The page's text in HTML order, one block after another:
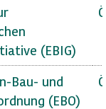
(EBIG)
Bau- und
(EBO)